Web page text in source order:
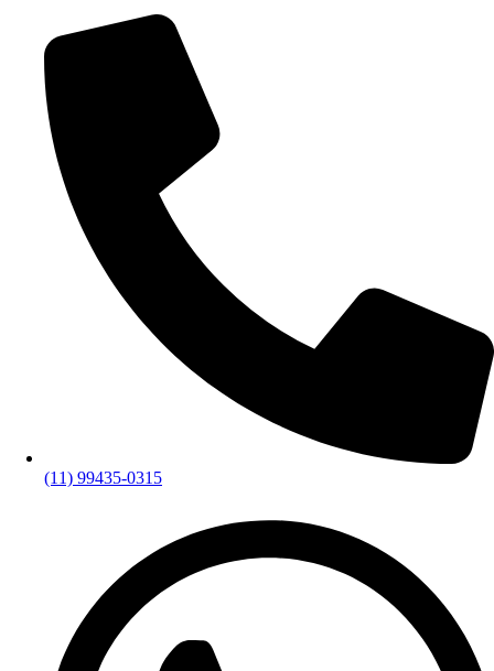
(11) 99435-0315